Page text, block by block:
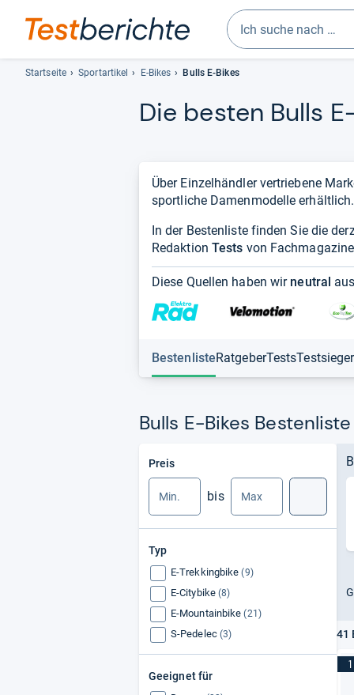
Geben
Sie
drei
Zeichen
erscheinen
automatisch
lassen
sich
mit
den
auswählen.
Startseite Sportartikel E-Bikes Bulls E-Bikes
Die bes­ten Bulls
Über Einzelhändler vertriebene
sportliche Damenmodelle erhältlich.
In der Bestenliste finden Sie die
Redaktion Tests von
Diese Quellen haben wir neutral
BestenlisteRatgeberTestsTestsieger
Bulls E-Bikes Bestenliste
Preis
bis
Typ
E-Trekkingbike (9)
E-Citybike (8)
E-Mountainbike (21)
S-Pedelec (3)
Geeignet für
41
1